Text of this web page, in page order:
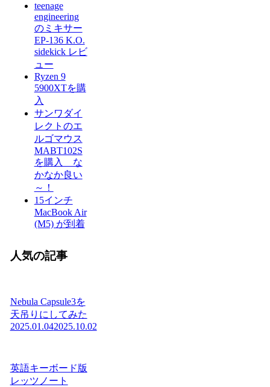
teenage
engineering
のミキサー
EP-136 K.O.
sidekick レビ
ュー
Ryzen 9
5900XTを購
入
サンワダイ
レクトのエ
ルゴマウス
MABT102S
を購入 な
かなか良い
～！
15インチ
MacBook Air
(M5) が到着
人気の記事
Nebula Capsule3を
天吊りにしてみた
2025.01.042025.10.02
英語キーボード版
レッツノート